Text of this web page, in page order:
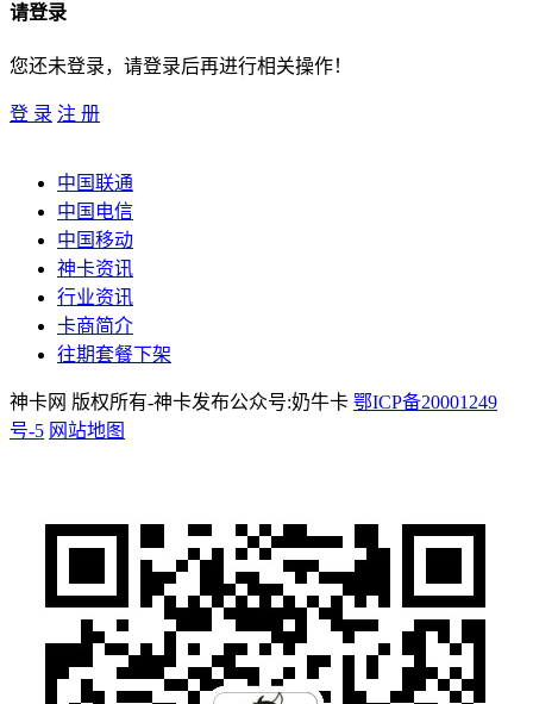
请登录
您还未登录，请登录后再进行相关操作！
登 录 注 册
中国联通
中国电信
中国移动
神卡资讯
行业资讯
卡商简介
往期套餐下架
神卡网 版权所有-神卡发布公众号:奶牛卡 鄂ICP备20001249
号-5 网站地图